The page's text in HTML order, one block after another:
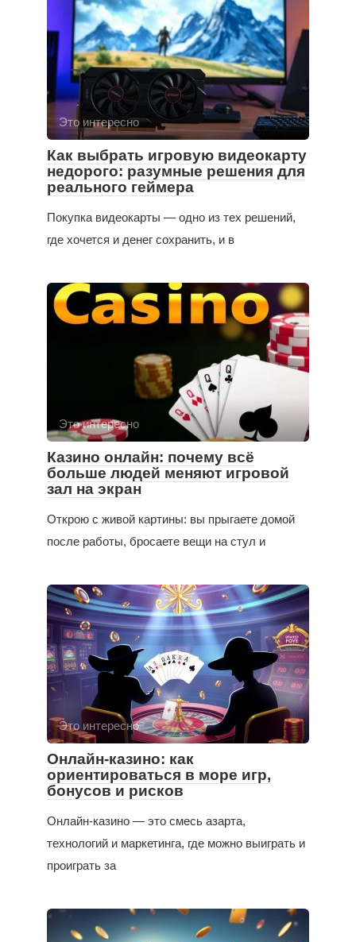
Это интересно
Как выбрать игровую видеокарту
недорого: разумные решения для
реального геймера
Покупка видеокарты — одно из тех решений,
где хочется и денег сохранить, и в
Это интересно
Казино онлайн: почему всё
больше людей меняют игровой
зал на экран
Открою с живой картины: вы прыгаете домой
после работы, бросаете вещи на стул и
Это интересно
Онлайн-казино: как
ориентироваться в море игр,
бонусов и рисков
Онлайн-казино — это смесь азарта,
технологий и маркетинга, где можно выиграть и
проиграть за